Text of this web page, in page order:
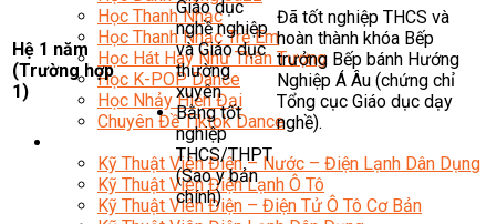
Học Thanh Nhạc
Học Thanh Nhạc Trẻ Em
Học Hát Hay Như Thần Tượng
Học K-POP Dance
Học Nhảy Hiện Đại
Chuyên Đề Tiktok Dance
Kỹ Thuật – Công Nghệ
Kỹ Thuật Viên Điện – Nước – Điện Lạnh Dân Dụng
Kỹ Thuật Viên Điện Lạnh Ô Tô
Kỹ Thuật Viên Điện – Điện Tử Ô Tô Cơ Bản
Hệ 1 năm
(Trường hợp
1)
Giáo dục
nghề nghiệp
và Giáo dục
thường
xuyên
Bằng tốt
nghiệp
THCS/THPT
(Sao y bản
chính)
Đã tốt nghiệp THCS và
hoàn thành khóa Bếp
trưởng Bếp bánh Hướng
Nghiệp Á Âu (chứng chỉ
Tổng cục Giáo dục dạy
nghề).